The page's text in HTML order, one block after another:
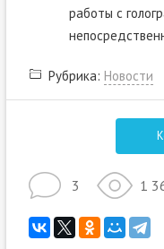
работы с
Рубрика: Новости
3 1